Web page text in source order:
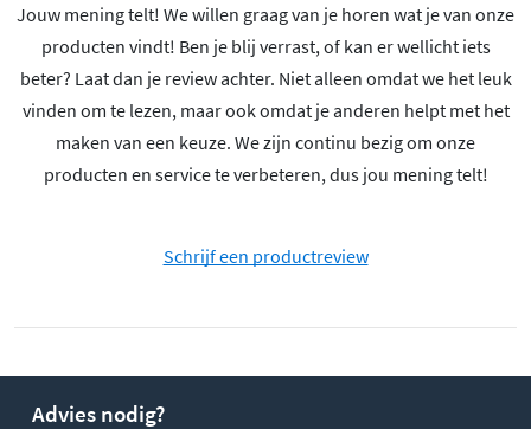
Jouw mening telt! We willen graag van je horen wat je van onze
producten vindt! Ben je blij verrast, of kan er wellicht iets
beter? Laat dan je review achter. Niet alleen omdat we het leuk
vinden om te lezen, maar ook omdat je anderen helpt met het
maken van een keuze. We zijn continu bezig om onze
producten en service te verbeteren, dus jou mening telt!
Schrijf een productreview
Advies nodig?